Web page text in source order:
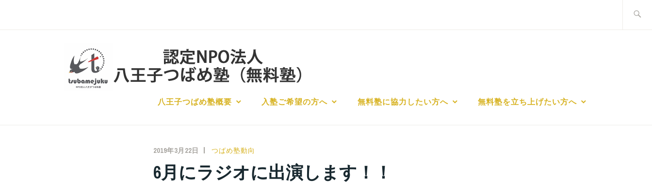
八王子つばめ塾概要 入塾ご希望の方へ 無料塾に協力したい方へ 無料塾を立ち上げたい方へ
2019年3月22日
小
位
つばめ塾動向
6月にラジオに出演します！！